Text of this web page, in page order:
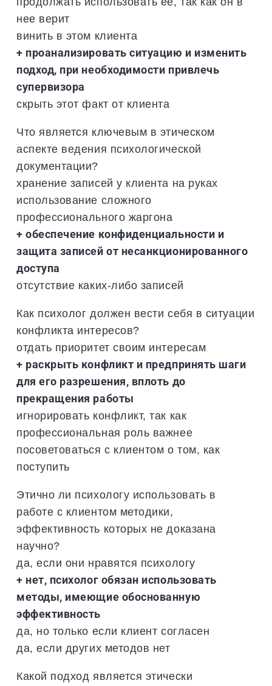
нее верит
винить в этом клиента
+ проанализировать ситуацию и изменить
подход, при необходимости привлечь
супервизора
скрыть этот факт от клиента
Что является ключевым в этическом
аспекте ведения психологической
документации?
хранение записей у клиента на руках
использование сложного
профессионального жаргона
+ обеспечение конфиденциальности и
защита записей от несанкционированного
доступа
отсутствие каких-либо записей
Как психолог должен вести себя в ситуации
конфликта интересов?
отдать приоритет своим интересам
+ раскрыть конфликт и предпринять шаги
для его разрешения, вплоть до
прекращения работы
игнорировать конфликт, так как
профессиональная роль важнее
посоветоваться с клиентом о том, как
поступить
Этично ли психологу использовать в
работе с клиентом методики,
эффективность которых не доказана
научно?
да, если они нравятся психологу
+ нет, психолог обязан использовать
методы, имеющие обоснованную
эффективность
да, но только если клиент согласен
да, если других методов нет
Какой подход является этически